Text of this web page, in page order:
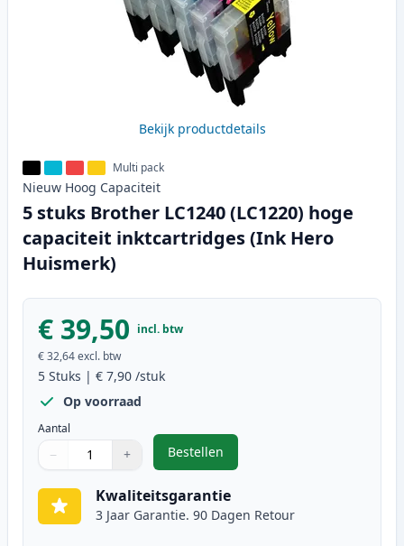
Bekijk productdetails
Multi pack
Nieuw Hoog Capaciteit
5 stuks Brother LC1240 (LC1220) hoge
capaciteit inktcartridges (Ink Hero
Huismerk)
€ 39,50 incl. btw
€ 32,64excl. btw
5 Stuks | € 7,90 /stuk
Op voorraad
Aantal
Gebruik de knoppen om aan te passen
− +
1
Bestellen
,5 stuks Brother LC1240
Kwaliteitsgarantie
3 Jaar Garantie. 90 Dagen Retour